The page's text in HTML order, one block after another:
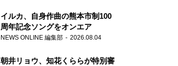
イルカ、自身作曲の熊本市制100
周年記念ソングをオンエア
NEWS ONLINE 編集部 2026.08.04
朝井リョウ、知花くららが特別審